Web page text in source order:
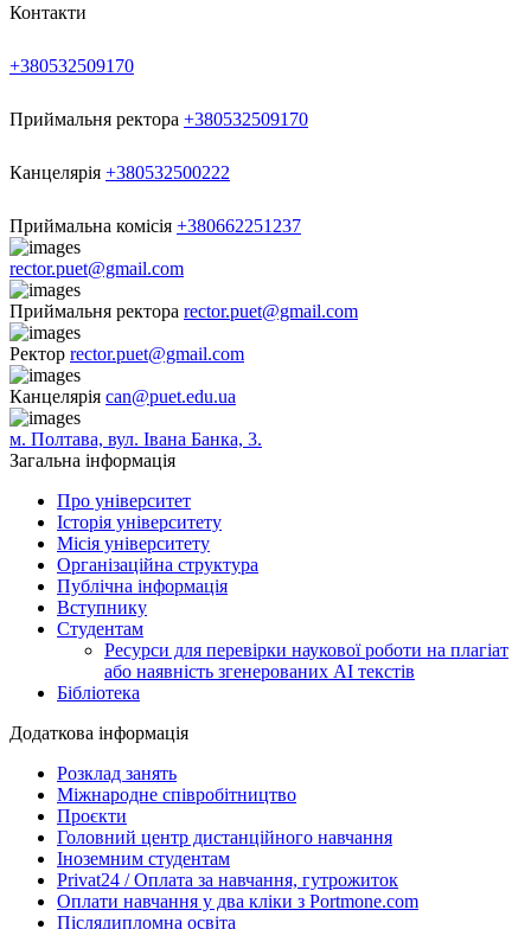
Контакти
+380532509170
Приймальня ректора +380532509170
Канцелярія +380532500222
Приймальна комісія +380662251237
rector.puet@gmail.com
Приймальня ректора rector.puet@gmail.com
Ректор rector.puet@gmail.com
Канцелярія can@puet.edu.ua
м. Полтава, вул. Івана Банка, 3.
Загальна інформація
Про університет
Історія університету
Місія університету
Організаційна структура
Публічна інформація
Вступнику
Студентам
Ресурси для перевірки наукової роботи на плагіат
або наявність згенерованих АІ текстів
Бібліотека
Додаткова інформація
Розклад занять
Міжнародне співробітництво
Проєкти
Головний центр дистанційного навчання
Іноземним студентам
Privat24 / Оплата за навчання, гутрожиток
Оплати навчання у два кліки з Portmone.com
Післядипломна освіта